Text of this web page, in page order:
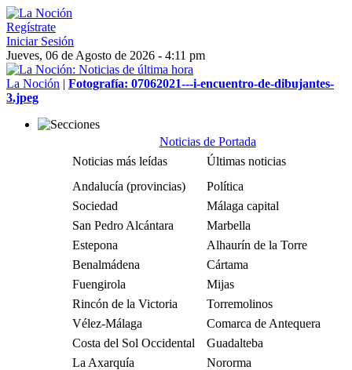
Regístrate
Iniciar Sesión
Jueves, 06 de Agosto de 2026 - 4:11 pm
La Noción | Fotografía: 07062021---i-encuentro-de-dibujantes-
3.jpeg
Noticias de Portada
Noticias más leídas
Últimas noticias
Andalucía (provincias)
Política
Sociedad
Málaga capital
San Pedro Alcántara
Marbella
Estepona
Alhaurín de la Torre
Benalmádena
Cártama
Fuengirola
Mijas
Rincón de la Victoria
Torremolinos
Vélez-Málaga
Comarca de Antequera
Costa del Sol Occidental
Guadalteba
La Axarquía
Nororma